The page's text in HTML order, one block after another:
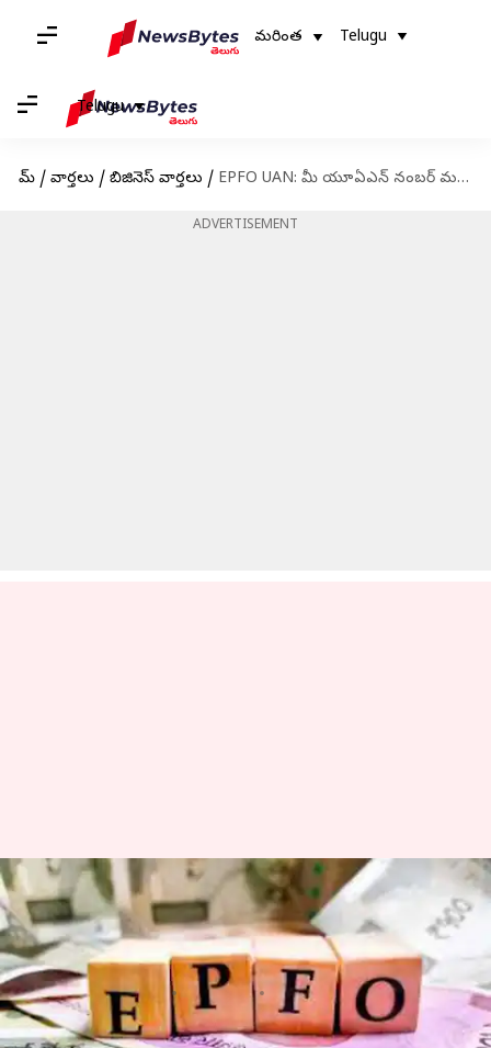
మరింత Telugu
Telugu
హోమ్ / వార్తలు / బిజినెస్ వార్తలు / EPFO UAN: మీ యూఏఎన్ నంబర్ మర్చిపోయారా? ఆ సంఖ్యను తిరిగి ఇలా పొందొచ్చు..!
ADVERTISEMENT
EPFO UAN: మీ యూఏఎన్ నంబర్
మర్చిపోయారా? ఆ సంఖ్యను తిరిగి
ఇలా పొందొచ్చు..!
వ్రాసిన వారు Sirish Praharaju Jul 28, 2025 11:49 am